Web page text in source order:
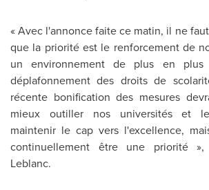
« Avec l'annonce faite ce matin, il ne
que la priorité est le renforcement de
un environnement de plus en plus
déplafonnement des droits de
récente bonification des mesures
mieux outiller nos universités et
maintenir le cap vers l'excellence,
continuellement être une priorité
Leblanc.